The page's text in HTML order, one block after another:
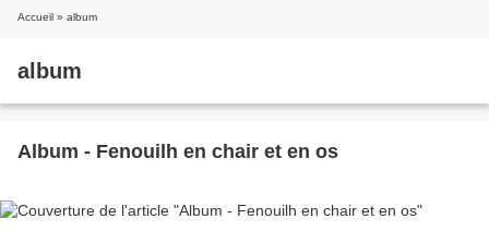
Accueil » album
album
Album - Fenouilh en chair et en os